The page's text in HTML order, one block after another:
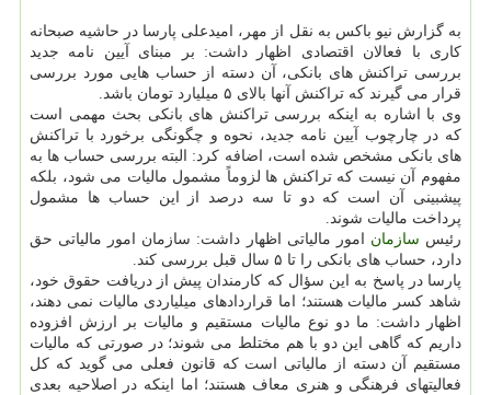
به گزارش نیو باكس به نقل از مهر، امیدعلی پارسا در حاشیه صبحانه
كاری با فعالان اقتصادی اظهار داشت: بر مبنای آیین نامه جدید
بررسی تراكنش های بانكی، آن دسته از حساب هایی مورد بررسی
قرار می گیرند كه تراكنش آنها بالای ۵ میلیارد تومان باشد.
وی با اشاره به اینكه بررسی تراكنش های بانكی بحث مهمی است
كه در چارچوب آیین نامه جدید، نحوه و چگونگی برخورد با تراكنش
های بانكی مشخص شده است، اضافه كرد: البته بررسی حساب ها به
مفهوم آن نیست كه تراكنش ها لزوماً مشمول مالیات می شود، بلكه
پیشبینی آن است كه دو تا سه درصد از این حساب ها مشمول
پرداخت مالیات شوند.
رئیس سازمان امور مالیاتی اظهار داشت: سازمان امور مالیاتی حق
دارد، حساب های بانكی را تا ۵ سال قبل بررسی كند.
پارسا در پاسخ به این سؤال كه كارمندان پیش از دریافت حقوق خود،
شاهد كسر مالیات هستند؛ اما قراردادهای میلیاردی مالیات نمی دهند،
اظهار داشت: ما دو نوع مالیات مستقیم و مالیات بر ارزش افزوده
داریم كه گاهی این دو با هم مختلط می شوند؛ در صورتی كه مالیات
مستقیم آن دسته از مالیاتی است كه قانون فعلی می گوید كه كل
فعالیتهای فرهنگی و هنری معاف هستند؛ اما اینكه در اصلاحیه بعدی